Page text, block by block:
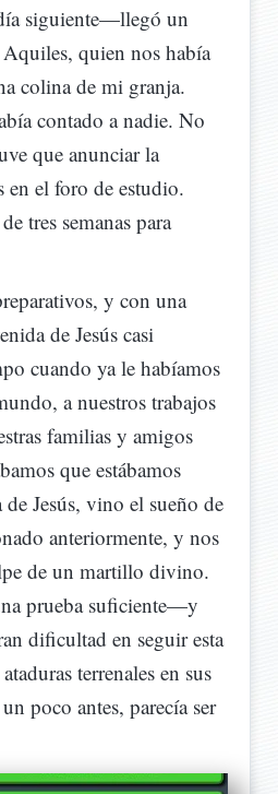
siguiente—llegó un
quien nos había
colina de mi granja.
contado a nadie. No
que anunciar la
el foro de estudio.
tres semanas para
y con una
de Jesús casi
cuando ya le habíamos
a nuestros trabajos
familias y amigos
que estábamos
Jesús, vino el sueño de
anteriormente, y nos
de un martillo divino.
prueba suficiente—y
dificultad en seguir esta
terrenales en sus
poco antes, parecía ser